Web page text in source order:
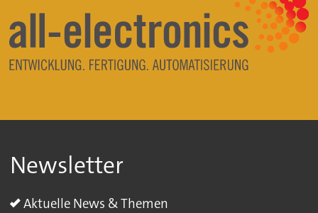
Newsletter
Aktuelle News & Themen